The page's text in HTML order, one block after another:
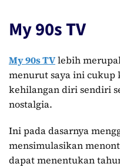
My 90s TV
My 90s TVlebih
menurut saya ini cukup
kehilangan diri sendiri
nostalgia.
Ini pada dasarnya
mensimulasikan
dapat menentukan